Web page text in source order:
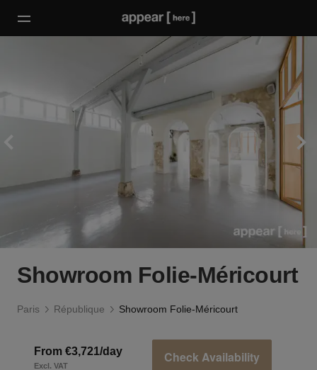
Showroom Folie-Méricourt
Paris République Showroom Folie-Méricourt
From €3,721/day
Excl. VAT
Check Availability